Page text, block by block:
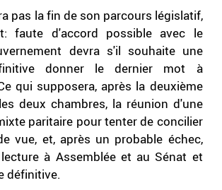
pas la fin de son parcours législatif,
faute d'accord possible avec le
devra s'il souhaite une
donner le dernier mot à
qui supposera, après la deuxième
deux chambres, la réunion d'une
paritaire pour tenter de concilier
vue, et, après un probable échec,
à Assemblée et au Sénat et
définitive.